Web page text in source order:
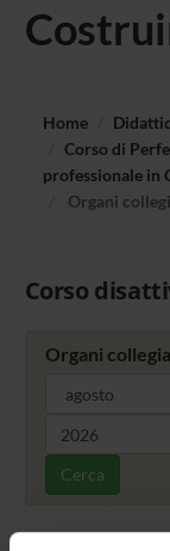
Home
Corso di
professionale in
Organi
Corso
Organi
Cerca